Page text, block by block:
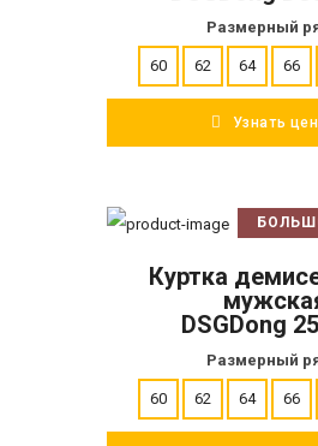
Размерный
60 62 64 66
Узнать
В
Куртка
DSGDong
Размерный
60 62 64 66